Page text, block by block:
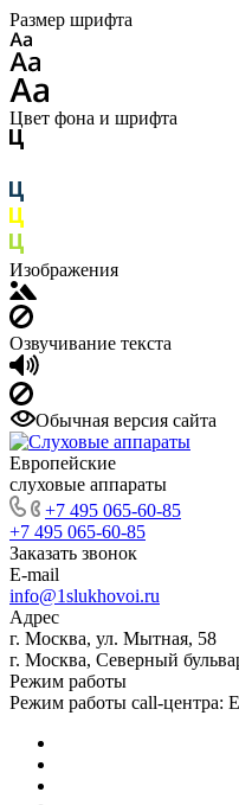
Размер шрифта
Цвет фона и шрифта
Изображения
Озвучивание текста
Обычная версия сайта
Европейские
слуховые аппараты
+7 495 065-60-85
+7 495 065-60-85
Заказать звонок
E-mail
info@1slukhovoi.ru
Адрес
г. Москва, ул. Мытная, 58
г. Москва, Северный
Режим работы
Режим работы call-центра: